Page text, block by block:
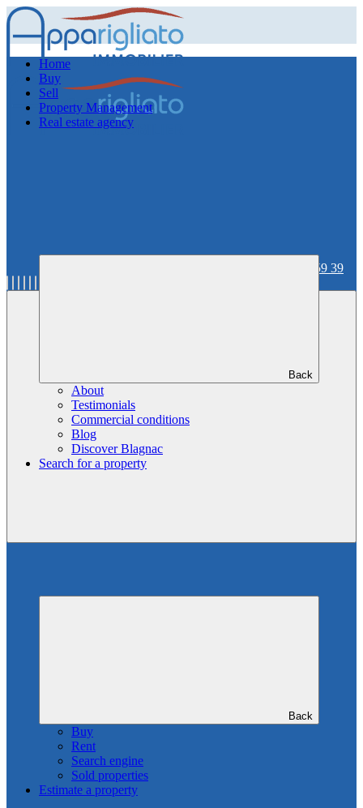
06 59 36 59 39
Home
Buy
Sell
Property Management
Real estate agency
Back
About
Testimonials
Commercial conditions
Blog
Discover Blagnac
Search for a property
Back
Buy
Rent
Search engine
Sold properties
Estimate a property